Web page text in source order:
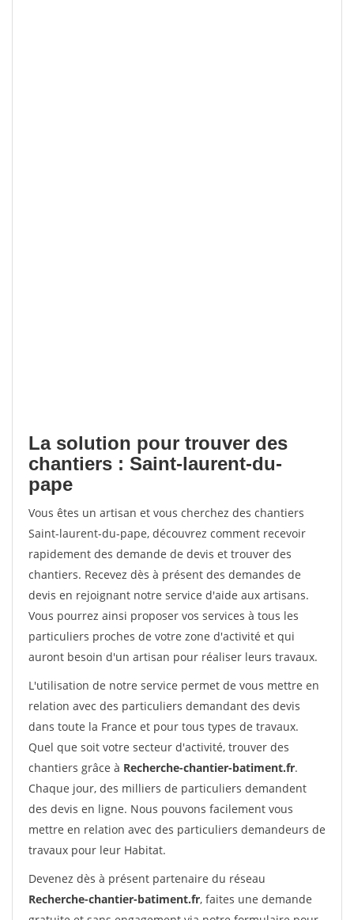
La solution pour trouver des
chantiers : Saint-laurent-du-
pape
Vous êtes un artisan et vous cherchez des chantiers
Saint-laurent-du-pape, découvrez comment recevoir
rapidement des demande de devis et trouver des
chantiers. Recevez dès à présent des demandes de
devis en rejoignant notre service d'aide aux artisans.
Vous pourrez ainsi proposer vos services à tous les
particuliers proches de votre zone d'activité et qui
auront besoin d'un artisan pour réaliser leurs travaux.
L'utilisation de notre service permet de vous mettre en
relation avec des particuliers demandant des devis
dans toute la France et pour tous types de travaux.
Quel que soit votre secteur d'activité, trouver des
chantiers grâce à Recherche-chantier-batiment.fr.
Chaque jour, des milliers de particuliers demandent
des devis en ligne. Nous pouvons facilement vous
mettre en relation avec des particuliers demandeurs de
travaux pour leur Habitat.
Devenez dès à présent partenaire du réseau
Recherche-chantier-batiment.fr, faites une demande